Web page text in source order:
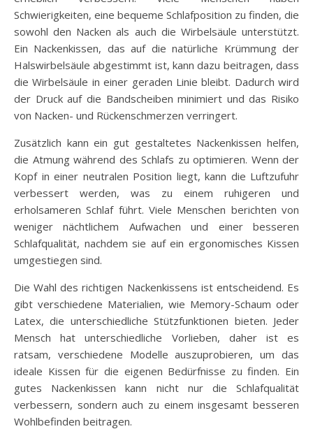
Schwierigkeiten, eine bequeme Schlafposition zu finden, die
sowohl den Nacken als auch die Wirbelsäule unterstützt.
Ein Nackenkissen, das auf die natürliche Krümmung der
Halswirbelsäule abgestimmt ist, kann dazu beitragen, dass
die Wirbelsäule in einer geraden Linie bleibt. Dadurch wird
der Druck auf die Bandscheiben minimiert und das Risiko
von Nacken- und Rückenschmerzen verringert.
Zusätzlich kann ein gut gestaltetes Nackenkissen helfen,
die Atmung während des Schlafs zu optimieren. Wenn der
Kopf in einer neutralen Position liegt, kann die Luftzufuhr
verbessert werden, was zu einem ruhigeren und
erholsameren Schlaf führt. Viele Menschen berichten von
weniger nächtlichem Aufwachen und einer besseren
Schlafqualität, nachdem sie auf ein ergonomisches Kissen
umgestiegen sind.
Die Wahl des richtigen Nackenkissens ist entscheidend. Es
gibt verschiedene Materialien, wie Memory-Schaum oder
Latex, die unterschiedliche Stützfunktionen bieten. Jeder
Mensch hat unterschiedliche Vorlieben, daher ist es
ratsam, verschiedene Modelle auszuprobieren, um das
ideale Kissen für die eigenen Bedürfnisse zu finden. Ein
gutes Nackenkissen kann nicht nur die Schlafqualität
verbessern, sondern auch zu einem insgesamt besseren
Wohlbefinden beitragen.